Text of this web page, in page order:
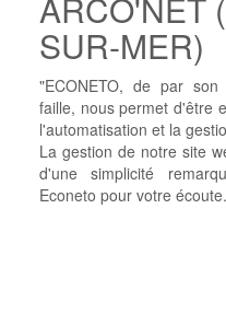
ARCO'NET
SUR-MER)
"ECONETO, de par
faille, nous permet d'être
l'automatisation et la
La gestion de notre site
d'une simplicité
Econeto pour votre